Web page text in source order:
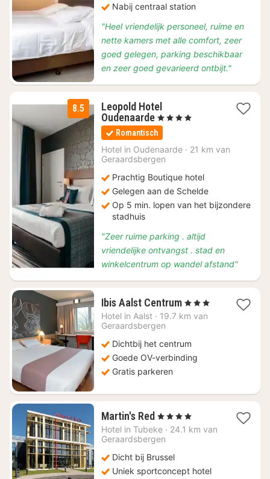
Nabij centraal station
"Heel vriendelijk personeel, ruime en
nette kamers met alle comfort, zeer
goed gelegen, parking beschikbaar
en zeer goed gevarieerd ontbijt."
8.5
Leopold Hotel
Oudenaarde1
nacht
vanaf
€
114
, 4 Sterren
Romantisch
Hotel in Oudenaarde · 21 km van
Geraardsbergen
Prachtig Boutique hotel
Gelegen aan de Schelde
Op 5 min. lopen van het bijzondere
stadhuis
"Zeer ruime parking . altijd
vriendelijke ontvangst . stad en
winkelcentrum op wandel afstand"
Ibis Aalst Centrum2
nachten
95
, 3 Sterren
Hotel in Aalst · 19.7 km van
Geraardsbergen
Dichtbij het centrum
Goede OV-verbinding
Gratis parkeren
Martin's Red 1
nacht
vanaf
135
, 4 Sterren
Hotel in Tubeke · 24.1 km van
Geraardsbergen
Dicht bij Brussel
Uniek sportconcept hotel